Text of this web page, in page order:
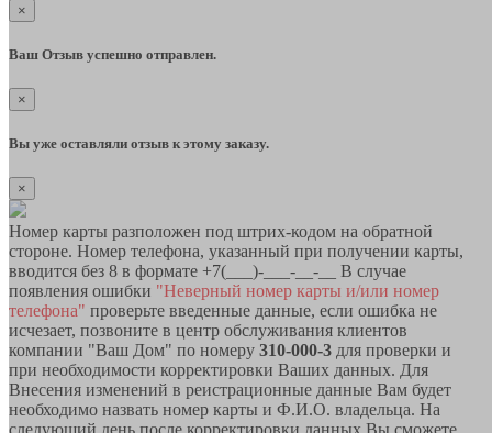
×
Ваш Отзыв успешно отправлен.
×
Вы уже оставляли отзыв к этому заказу.
×
Номер карты разположен под штрих-кодом на обратной
стороне. Номер телефона, указанный при получении карты,
вводится без 8 в формате +7(___)-___-__-__ В случае
появления ошибки "Неверный номер карты и/или номер
телефона" проверьте введенные данные, если ошибка не
исчезает, позвоните в центр обслуживания клиентов
компании "Ваш Дом" по номеру 310-000-3 для проверки и
при необходимости корректировки Ваших данных. Для
Внесения изменений в реистрационные данные Вам будет
необходимо назвать номер карты и Ф.И.О. владельца. На